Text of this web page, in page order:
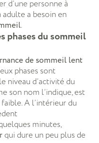
d’une personne à
adulte a besoin en
.
phases du sommeil
de sommeil lent
phases sont
niveau d’activité du
son nom l’indique, est
A l’intérieur du
minutes,
qui dure un peu plus de